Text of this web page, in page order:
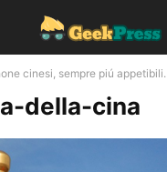
cinesi, sempre piú appetibili.
della-cina